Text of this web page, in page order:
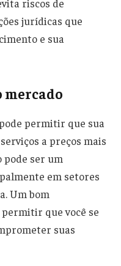
riscos de
jurídicas que
e sua
mercado
permitir que sua
a preços mais
pode ser um
em setores
Um bom
que você se
suas